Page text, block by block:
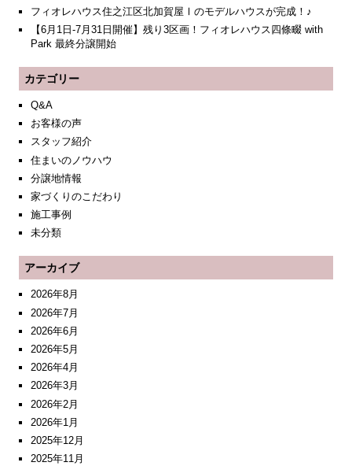
フィオレハウス住之江区北加賀屋Ⅰのモデルハウスが完成！♪
【6月1日-7月31日開催】残り3区画！フィオレハウス四條畷 with
Park 最終分譲開始
カテゴリー
Q&A
お客様の声
スタッフ紹介
住まいのノウハウ
分譲地情報
家づくりのこだわり
施工事例
未分類
アーカイブ
2026年8月
2026年7月
2026年6月
2026年5月
2026年4月
2026年3月
2026年2月
2026年1月
2025年12月
2025年11月